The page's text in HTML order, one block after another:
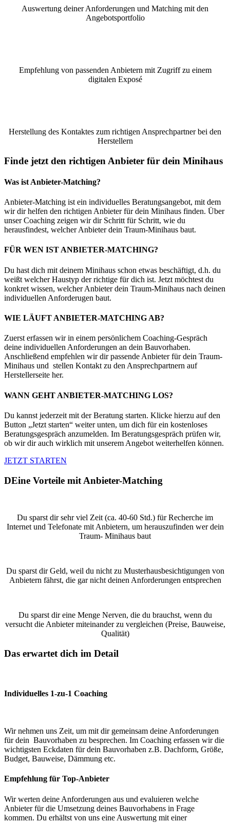
Auswertung deiner Anforderungen und Matching mit den
Angebotsportfolio
Empfehlung von passenden Anbietern mit Zugriff zu einem
digitalen Exposé
Herstellung des Kontaktes zum richtigen Ansprechpartner bei den
Herstellern
Finde jetzt den richtigen Anbieter für dein Minihaus
Was ist Anbieter-Matching?
Anbieter-Matching ist ein individuelles Beratungsangebot, mit dem
wir dir helfen den richtigen Anbieter für dein Minihaus finden. Über
unser Coaching zeigen wir dir Schritt für Schritt, wie du
herausfindest, welcher Anbieter dein Traum-Minihaus baut.
FÜR WEN IST ANBIETER-MATCHING?
Du hast dich mit deinem Minihaus schon etwas beschäftigt, d.h. du
weißt welcher Haustyp der richtige für dich ist. Jetzt möchtest du
konkret wissen, welcher Anbieter dein Traum-Minihaus nach deinen
individuellen Anforderugen baut.
WIE LÄUFT ANBIETER-MATCHING AB?
Zuerst erfassen wir in einem persönlichem Coaching-Gespräch
deine individuellen Anforderungen an dein Bauvorhaben.
Anschließend empfehlen wir dir passende Anbieter für dein Traum-
Minihaus und stellen Kontakt zu den Ansprechpartnern auf
Herstellerseite her.
WANN GEHT ANBIETER-MATCHING LOS?
Du kannst jederzeit mit der Beratung starten. Klicke hierzu auf den
Button „Jetzt starten“ weiter unten, um dich für ein kostenloses
Beratungsgespräch anzumelden. Im Beratungsgespräch prüfen wir,
ob wir dir auch wirklich mit unserem Angebot weiterhelfen können.
JETZT STARTEN
DEine Vorteile mit Anbieter-Matching
Du sparst dir sehr viel Zeit (ca. 40-60 Std.) für Recherche im
Internet und Telefonate mit Anbietern, um herauszufinden wer dein
Traum- Minihaus baut
Du sparst dir Geld, weil du nicht zu Musterhausbesichtigungen von
Anbietern fährst, die gar nicht deinen Anforderungen entsprechen
Du sparst dir eine Menge Nerven, die du brauchst, wenn du
versucht die Anbieter miteinander zu vergleichen (Preise, Bauweise,
Qualität)
Das erwartet dich im Detail
Individuelles 1-zu-1 Coaching
Wir nehmen uns Zeit, um mit dir gemeinsam deine Anforderungen
für dein Bauvorhaben zu besprechen. Im Coaching erfassen wir die
wichtigsten Eckdaten für dein Bauvorhaben z.B. Dachform, Größe,
Budget, Bauweise, Dämmung etc.
Empfehlung für Top-Anbieter
Wir werten deine Anforderungen aus und evaluieren welche
Anbieter für die Umsetzung deines Bauvorhabens in Frage
kommen. Du erhältst von uns eine Auswertung mit einer